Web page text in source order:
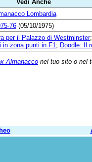
Vedi Anche
Lombardia
76 (05/10/1975)
per il Palazzo di Westminster
in zona punti in F1; Doodle: Il
Almanacco nel tuo sito o nel